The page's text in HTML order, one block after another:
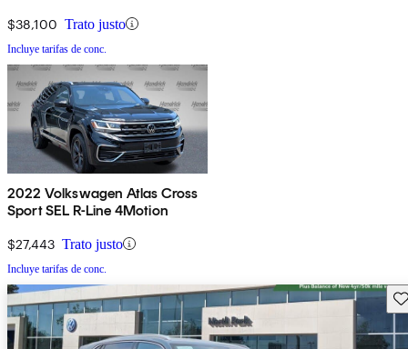
$38,100 Trato justo
Incluye tarifas de conc.
2022 Volkswagen Atlas Cross
Sport SEL R-Line 4Motion
$27,443 Trato justo
Incluye tarifas de conc.